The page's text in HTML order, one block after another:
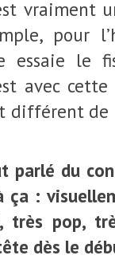
vraiment
pour
essaie le
avec
différent
parlé du
:
pop,
dès le